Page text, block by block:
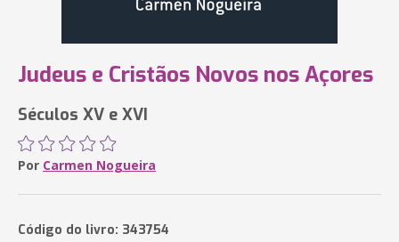
Judeus e Cristãos Novos nos Açores
Séculos XV e XVI
Por Carmen Nogueira
Código do livro: 343754